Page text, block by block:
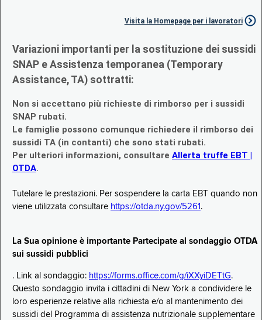
Visita la Homepage per i lavoratori
Variazioni importanti per la sostituzione dei sussidi
SNAP e Assistenza temporanea (Temporary
Assistance, TA) sottratti:
Non si accettano più richieste di rimborso per i sussidi
SNAP rubati.
Le famiglie possono comunque richiedere il rimborso dei
sussidi TA (in contanti) che sono stati rubati.
Per ulteriori informazioni, consultare Allerta truffe EBT |
OTDA.
Tutelare le prestazioni. Per sospendere la carta EBT quando non
viene utilizzata consultare https://otda.ny.gov/5261 .
La Sua opinione è importante Partecipate al sondaggio OTDA
sui sussidi pubblici
. Link al sondaggio: https://forms.office.com/g/iXXyiDETtG.
Questo sondaggio invita i cittadini di New York a condividere le
loro esperienze relative alla richiesta e/o al mantenimento dei
sussidi del Programma di assistenza nutrizionale supplementare